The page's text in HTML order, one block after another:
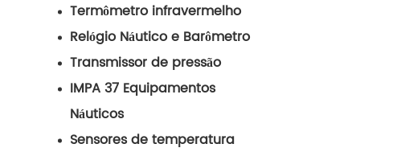
Termômetro infravermelho
Relógio Náutico e Barômetro
Transmissor de pressão
IMPA 37 Equipamentos
Náuticos
Sensores de temperatura